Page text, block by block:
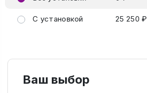
С установкой 25 250 ₽
Ваш выбор